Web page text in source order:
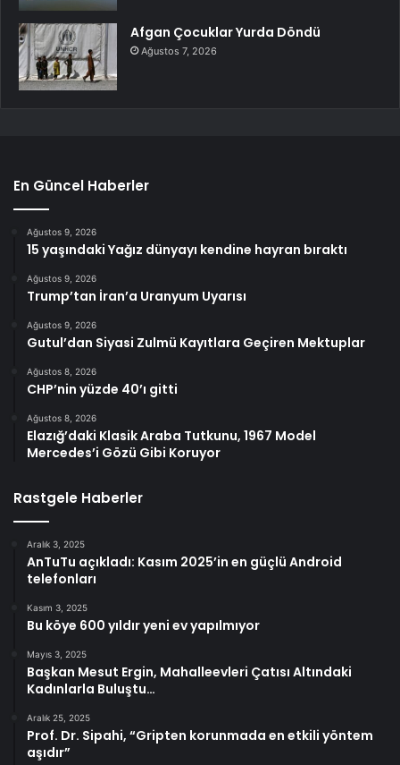
Afgan Çocuklar Yurda Döndü
Ağustos 7, 2026
En Güncel Haberler
Ağustos 9, 2026
15 yaşındaki Yağız dünyayı kendine hayran bıraktı
Ağustos 9, 2026
Trump’tan İran’a Uranyum Uyarısı
Ağustos 9, 2026
Gutul’dan Siyasi Zulmü Kayıtlara Geçiren Mektuplar
Ağustos 8, 2026
CHP’nin yüzde 40’ı gitti
Ağustos 8, 2026
Elazığ’daki Klasik Araba Tutkunu, 1967 Model
Mercedes’i Gözü Gibi Koruyor
Rastgele Haberler
Aralık 3, 2025
AnTuTu açıkladı: Kasım 2025’in en güçlü Android
telefonları
Kasım 3, 2025
Bu köye 600 yıldır yeni ev yapılmıyor
Mayıs 3, 2025
Başkan Mesut Ergin, Mahalleevleri Çatısı Altındaki
Kadınlarla Buluştu…
Aralık 25, 2025
Prof. Dr. Sipahi, “Gripten korunmada en etkili yöntem
aşıdır”